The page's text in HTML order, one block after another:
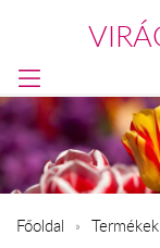
Főoldal Termékek